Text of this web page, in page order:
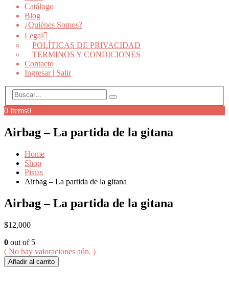
Catálogo
Blog
¿Quiénes Somos?
Legal
POLÍTICAS DE PRIVACIDAD
TERMINOS Y CONDICIONES
Contacto
Ingresar | Salir
0 items0
Airbag – La partida de la gitana
Home
Shop
Pistas
Airbag – La partida de la gitana
Airbag – La partida de la gitana
$12,000
0 out of 5
( No hay valoraciones aún. )
Añadir al carrito